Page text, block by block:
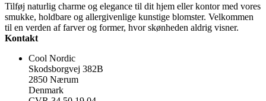
Tilføj naturlig charme og elegance til dit hjem eller kontor med vores
smukke, holdbare og allergivenlige kunstige blomster. Velkommen
til en verden af farver og former, hvor skønheden aldrig visner.
Kontakt
Cool Nordic
Skodsborgvej 382B
2850 Nærum
Denmark